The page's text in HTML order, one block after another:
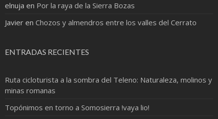
elnuja en Por la raya de la Sierra Bozas
Javier en Chozos y almendros entre los valles del Cerrato
ENTRADAS RECIENTES
Ruta cicloturista a la sombra del Teleno: Naturaleza, molinos y
minas romanas
Topónimos en torno a Somosierra !vaya lio!